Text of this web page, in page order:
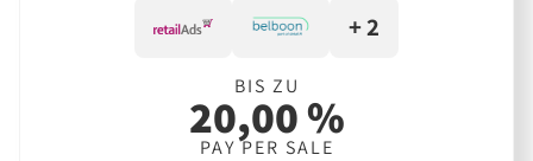
+ 2
BIS ZU
20,00 %
PAY PER SALE